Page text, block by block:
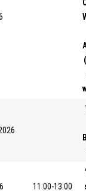
11:00-13:00